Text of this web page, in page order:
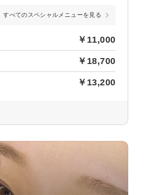
すべてのスペシャルメニューを見る
￥11,000
￥18,700
￥13,200